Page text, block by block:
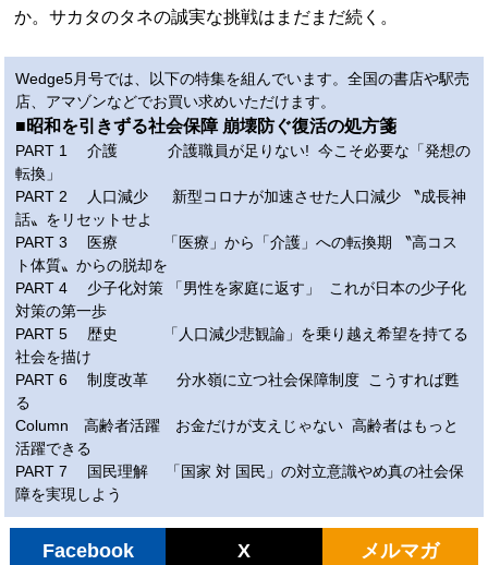
か。サカタのタネの誠実な挑戦はまだまだ続く。
Wedge5月号では、以下の特集を組んでいます。全国の書店や駅売
店、アマゾンなどでお買い求めいただけます。
■昭和を引きずる社会保障 崩壊防ぐ復活の処方箋
PART 1 介護 介護職員が足りない! 今こそ必要な「発想の
転換」
PART 2 人口減少 新型コロナが加速させた人口減少 〝成長神
話〟をリセットせよ
PART 3 医療 「医療」から「介護」への転換期 〝高コス
ト体質〟からの脱却を
PART 4 少子化対策 「男性を家庭に返す」 これが日本の少子化
対策の第一歩
PART 5 歴史 「人口減少悲観論」を乗り越え希望を持てる
社会を描け
PART 6 制度改革 分水嶺に立つ社会保障制度 こうすれば甦
る
Column 高齢者活躍 お金だけが支えじゃない 高齢者はもっと
活躍できる
PART 7 国民理解 「国家 対 国民」の対立意識やめ真の社会保
障を実現しよう
Facebook X メルマガ